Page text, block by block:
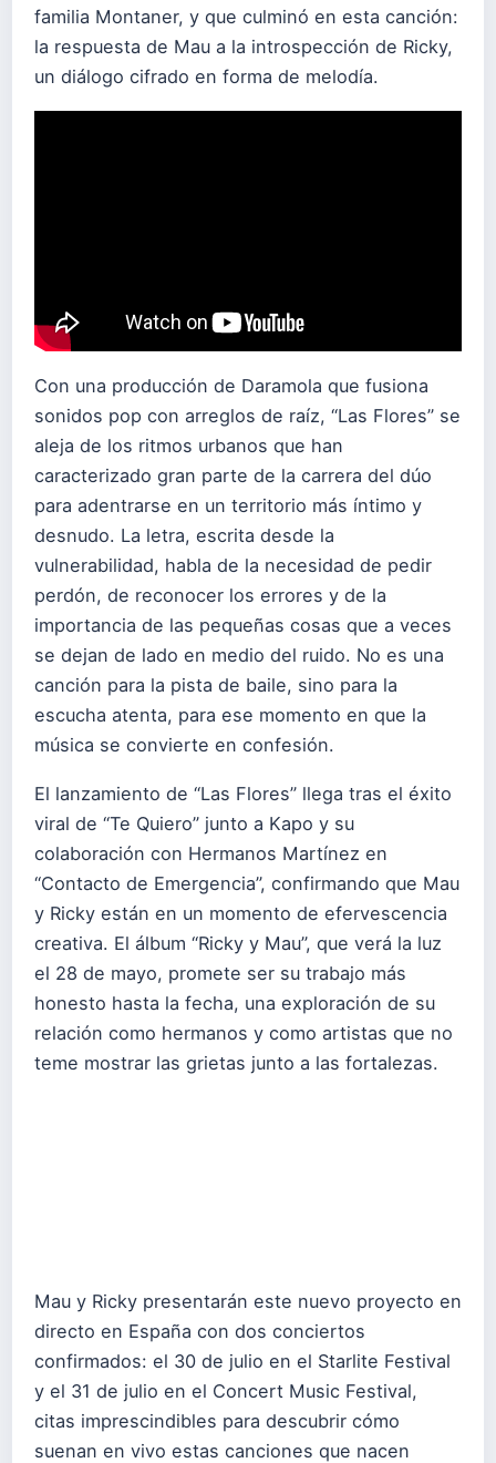
familia Montaner, y que culminó en esta canción:
la respuesta de Mau a la introspección de Ricky,
un diálogo cifrado en forma de melodía.
Con una producción de Daramola que fusiona
sonidos pop con arreglos de raíz, “Las Flores” se
aleja de los ritmos urbanos que han
caracterizado gran parte de la carrera del dúo
para adentrarse en un territorio más íntimo y
desnudo. La letra, escrita desde la
vulnerabilidad, habla de la necesidad de pedir
perdón, de reconocer los errores y de la
importancia de las pequeñas cosas que a veces
se dejan de lado en medio del ruido. No es una
canción para la pista de baile, sino para la
escucha atenta, para ese momento en que la
música se convierte en confesión.
El lanzamiento de “Las Flores” llega tras el éxito
viral de “Te Quiero” junto a Kapo y su
colaboración con Hermanos Martínez en
“Contacto de Emergencia”, confirmando que Mau
y Ricky están en un momento de efervescencia
creativa. El álbum “Ricky y Mau”, que verá la luz
el 28 de mayo, promete ser su trabajo más
honesto hasta la fecha, una exploración de su
relación como hermanos y como artistas que no
teme mostrar las grietas junto a las fortalezas.
Mau y Ricky presentarán este nuevo proyecto en
directo en España con dos conciertos
confirmados: el 30 de julio en el Starlite Festival
y el 31 de julio en el Concert Music Festival,
citas imprescindibles para descubrir cómo
suenan en vivo estas canciones que nacen